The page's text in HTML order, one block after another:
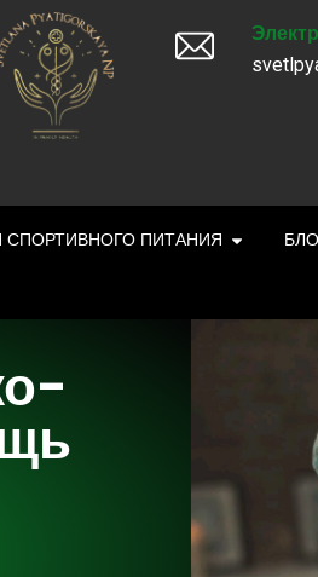
СПОРТИВНОГО ПИТАНИЯ